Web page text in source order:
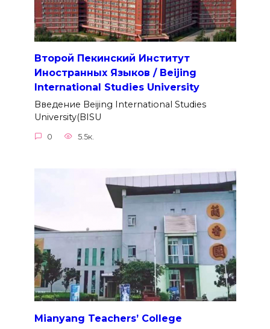
Второй Пекинский Институт
Иностранных Языков / Beijing
International Studies University
Введение Beijing International Studies
University(BISU
0 5.5к.
Mianyang Teachers’ College